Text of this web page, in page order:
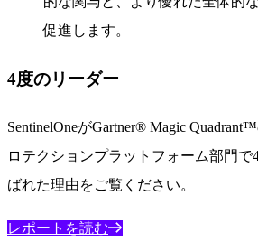
促進します。
4度のリーダー
SentinelOneがGartner® Magic
ロテクションプラットフォーム部門
ばれた理由をご覧ください。
レポートを読む